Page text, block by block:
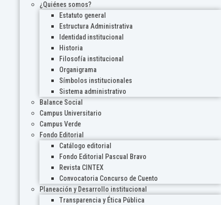
¿Quiénes somos?
Estatuto general
Estructura Administrativa
Identidad institucional
Historia
Filosofía institucional
Organigrama
Símbolos institucionales
Sistema administrativo
Balance Social
Campus Universitario
Campus Verde
Fondo Editorial
Catálogo editorial
Fondo Editorial Pascual Bravo
Revista CINTEX
Convocatoria Concurso de Cuento
Planeación y Desarrollo institucional
Transparencia y Ética Pública